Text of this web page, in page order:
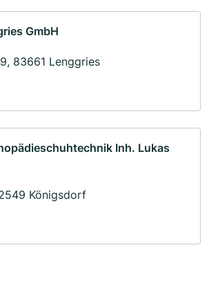
GmbH
83661 Lenggries
Inh. Lukas
Königsdorf